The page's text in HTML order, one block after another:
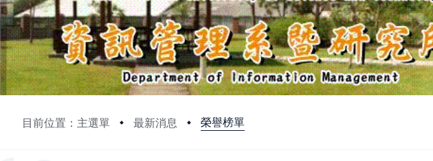
目前位置：主選單 最新消息 榮譽榜單